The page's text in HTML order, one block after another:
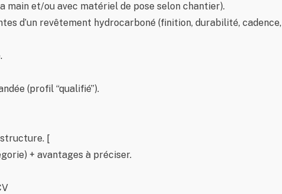
main et/ou avec matériel de pose selon chantier).
d’un revêtement hydrocarboné (finition, durabilité, cadence,
(profil “qualifié”).
[
+ avantages à préciser.